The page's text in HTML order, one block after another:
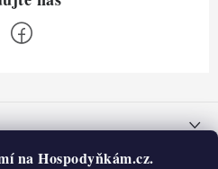
na Hospodyňkám.cz.